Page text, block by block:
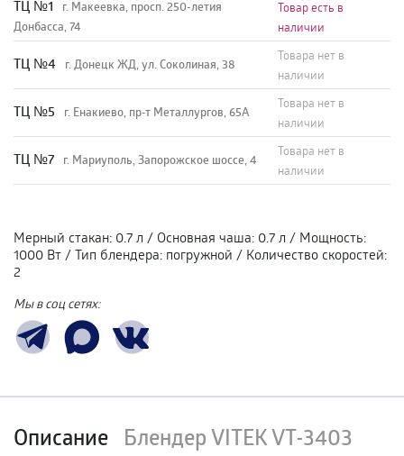
TЦ №1
г. Макеевка, просп. 250-летия
Донбасса, 74
Товар есть в
наличии
TЦ №4 г. Донецк ЖД, ул. Соколиная, 38
Товара нет в
наличии
TЦ №5 г. Енакиево, пр-т Металлургов, 65А
Товара нет в
наличии
ТЦ №7 г. Мариуполь, Запорожское шоссе, 4
Товара нет в
наличии
Мерный стакан: 0.7 л / Основная чаша: 0.7 л / Мощность:
1000 Вт / Тип блендера: погружной / Количество скоростей:
2
Мы в соц сетях:
Описание Блендер VITEK VT-3403